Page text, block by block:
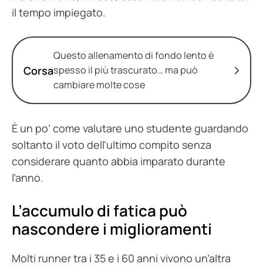
il tempo impiegato.
Corsa
Questo allenamento di fondo lento è
spesso il più trascurato… ma può
cambiare molte cose
È un po’ come valutare uno studente guardando
soltanto il voto dell’ultimo compito senza
considerare quanto abbia imparato durante
l’anno.
L’accumulo di fatica può
nascondere i miglioramenti
Molti runner tra i 35 e i 60 anni vivono un’altra